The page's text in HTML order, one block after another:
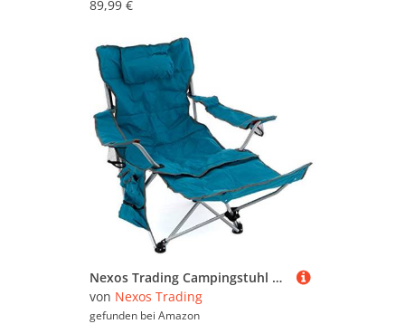
89,99 €
Nexos Trading Campingstuhl Campingliege gepolstert abnehmbare Fußstütze verstellbar Armlehnen 2 Getränkehalter Kopfkissen 100 kg Polyester Stahlgestell blau schwarz faltbar Farbe wählbar (Blau)
von Nexos Trading
gefunden bei Amazon